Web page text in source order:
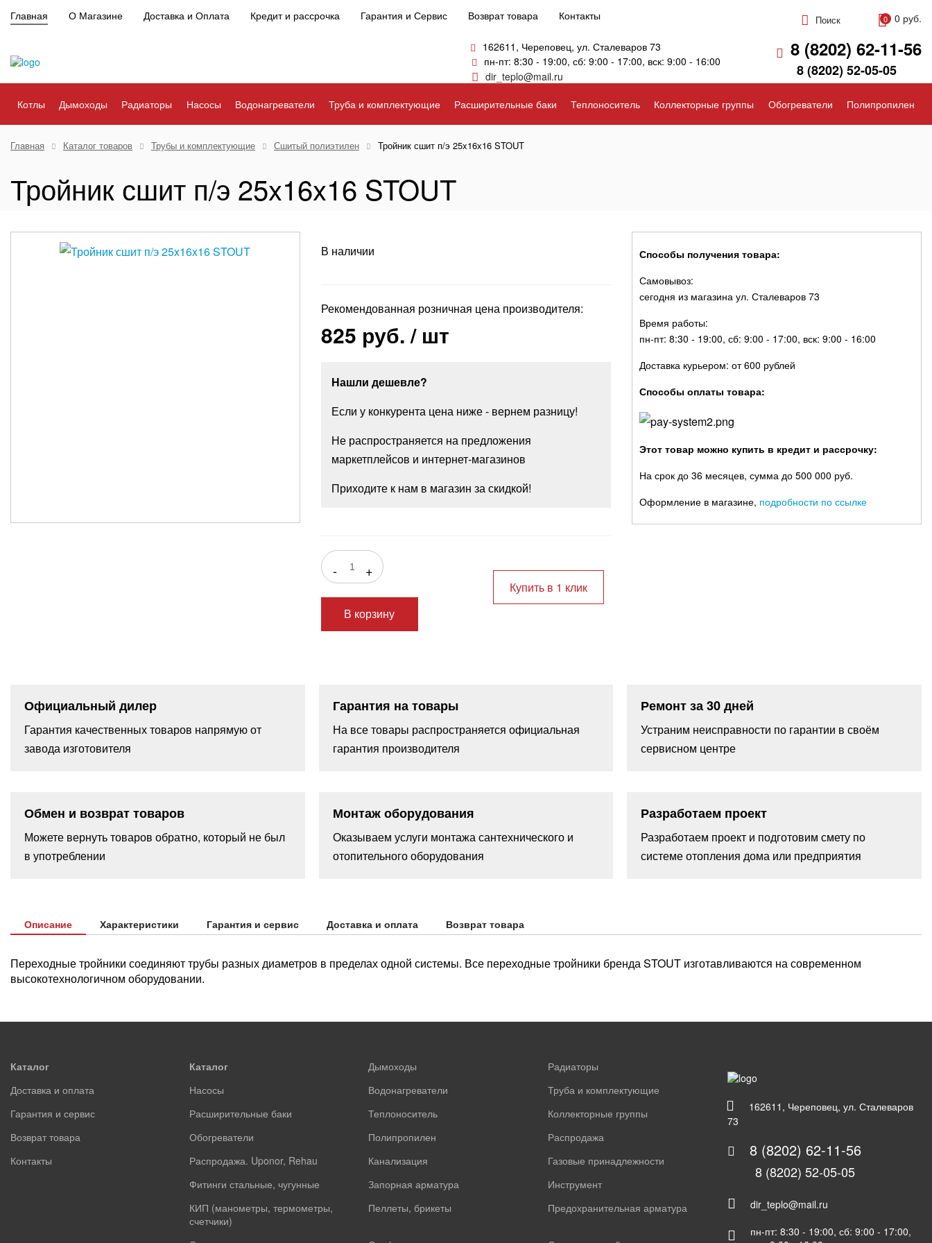
Главная О Магазине Доставка и Оплата Кредит и рассрочка Гарантия и Сервис Возврат товара Контакты Поиск 0 0 руб.
162611, Череповец, ул. Сталеваров 73
пн-пт: 8:30 - 19:00, сб: 9:00 - 17:00, вск: 9:00 - 16:00
dir_teplo@mail.ru
8 (8202) 62-11-56
8 (8202) 52-05-05
Котлы Дымоходы Радиаторы Насосы Водонагреватели Труба и комплектующие Расширительные баки Теплоноситель Коллекторные группы Обогреватели Полипропилен
Главная Каталог товаров Трубы и комплектующие Сшитый полиэтилен Тройник сшит п/э 25x16x16 STOUT
Тройник сшит п/э 25x16x16 STOUT
В наличии
Рекомендованная розничная цена производителя:
825 руб./ шт
Нашли дешевле?
Если у конкурента цена ниже - вернем разницу!
Не распространяется на предложения
маркетплейсов и интернет-магазинов
Приходите к нам в магазин за скидкой!
- +
В корзину
Купить в 1 клик
Способы получения товара:
Самовывоз:
сегодня из магазина ул. Сталеваров 73
Время работы:
пн-пт: 8:30 - 19:00, сб: 9:00 - 17:00, вск: 9:00 - 16:00
Доставка курьером: от 600 рублей
Способы оплаты товара:
Этот товар можно купить в кредит и рассрочку:
На срок до 36 месяцев, сумма до 500 000 руб.
Оформление в магазине, подробности по ссылке
Официальный дилер
Гарантия качественных товаров напрямую от
завода изготовителя
Гарантия на товары
На все товары распространяется официальная
гарантия производителя
Ремонт за 30 дней
Устраним неисправности по гарантии в своём
сервисном центре
Обмен и возврат товаров
Можете вернуть товаров обратно, который не был
в употреблении
Монтаж оборудования
Оказываем услуги монтажа сантехнического и
отопительного оборудования
Разработаем проект
Разработаем проект и подготовим смету по
системе отопления дома или предприятия
Описание Характеристики Гарантия и сервис Доставка и оплата Возврат товара
Переходные тройники соединяют трубы разных диаметров в пределах одной системы. Все переходные тройники бренда STOUT изготавливаются на современном
высокотехнологичном оборудовании.
Каталог
Доставка и оплата
Гарантия и сервис
Возврат товара
Контакты
Каталог Дымоходы
Радиаторы
Насосы
Водонагреватели
Труба и комплектующие
Расширительные баки
Теплоноситель
Коллекторные группы
Обогреватели
Полипропилен
Распродажа
Распродажа. Uponor, Rehau
Канализация
Газовые принадлежности
Фитинги стальные, чугунные
Запорная арматура
Инструмент
КИП (манометры, термометры,
счетчики)
Пеллеты, брикеты Предохранительная арматура
162611, Череповец, ул. Сталеваров
73
8 (8202) 62-11-56
8 (8202) 52-05-05
dir_teplo@mail.ru
пн-пт: 8:30 - 19:00, сб: 9:00 - 17:00,